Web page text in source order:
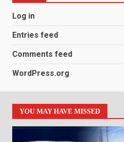
Log in
Entries feed
Comments feed
WordPress.org
YOU MAY HAVE MISSED